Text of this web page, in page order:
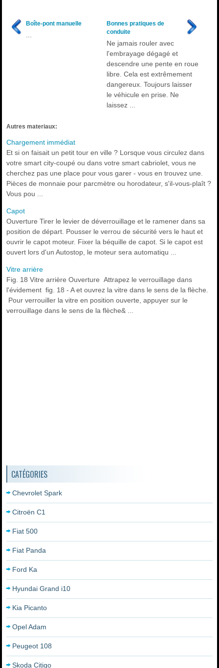
Boîte-pont manuelle
Bonnes pratiques de
conduite
Ne jamais rouler avec
l'embrayage dégagé et
descendre une pente en roue
libre. Cela est extrêmement
dangereux. Toujours laisser
le véhicule en prise. Ne
laissez ...
Autres materiaux:
Chargement immédiat
Et si on faisait un petit tour en ville ? Lorsque vous circulez dans
votre smart city-coupé ou dans votre smart cabriolet, vous ne
cherchez pas une place pour vous garer - vous en trouvez une.
Pièces de monnaie pour parcmètre ou horodateur, s'il-vous-plaît ?
Vous pou ...
Capot
Ouverture Tirer le levier de déverrouillage et le ramener dans sa
position de départ. Pousser le verrou de sécurité vers le haut et
ouvrir le capot moteur. Fixer la béquille de capot. Si le capot est
ouvert lors d'un Autostop, le moteur sera automatiqu ...
Vitre arrière
Fig. 18 Vitre arrière Ouverture Attrapez le verrouillage dans
l'évidement fig. 18 - A et ouvrez la vitre dans le sens de la flèche.
Pour verrouiller la vitre en position ouverte, appuyer sur le
verrouillage dans le sens de la flèche& ...
CATÉGORIES
Chevrolet Spark
Citroën C1
Fiat 500
Fiat Panda
Ford Ka
Hyundai Grand i10
Kia Picanto
Opel Adam
Peugeot 108
Skoda Citigo